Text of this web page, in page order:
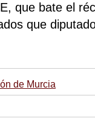
que bate el
que
de Murcia